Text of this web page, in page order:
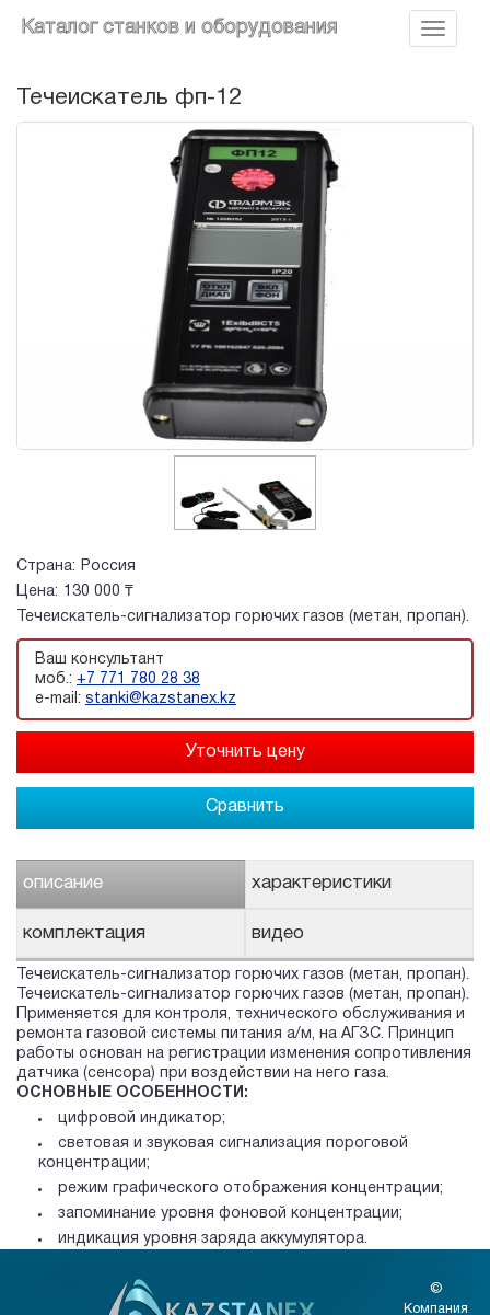
Каталог станков и оборудования
Течеискатель фп-12
Страна:
Россия
Цена:
130 000 ₸
Течеискатель-сигнализатор горючих газов (метан, пропан).
Ваш консультант
моб.: +7 771 780 28 38
e-mail: stanki@kazstanex.kz
Сравнить
описание характеристики
комплектация видео
Течеискатель-сигнализатор горючих газов (метан, пропан).
Течеискатель-сигнализатор горючих газов (метан, пропан).
Применяется для контроля, технического обслуживания и
ремонта газовой системы питания а/м, на АГЗС. Принцип
работы основан на регистрации изменения сопротивления
датчика (сенсора) при воздействии на него газа.
ОСНОВНЫЕ ОСОБЕННОСТИ:
цифровой индикатор;
световая и звуковая сигнализация пороговой
концентрации;
режим графического отображения концентрации;
запоминание уровня фоновой концентрации;
индикация уровня заряда аккумулятора.
©
Компания